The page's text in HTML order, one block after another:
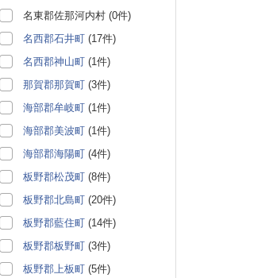
名東郡佐那河内村 (0件)
名西郡石井町 (17件)
名西郡神山町 (1件)
那賀郡那賀町 (3件)
海部郡牟岐町 (1件)
海部郡美波町 (1件)
海部郡海陽町 (4件)
板野郡松茂町 (8件)
板野郡北島町 (20件)
板野郡藍住町 (14件)
板野郡板野町 (3件)
板野郡上板町 (5件)